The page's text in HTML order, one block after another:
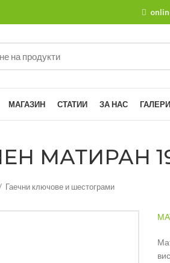
МАГАЗИН СТАТИИ ЗА НАС
МАТИРАН
Гаечни ключове и шестограми